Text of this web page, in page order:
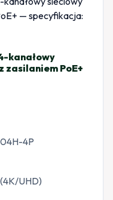
kanałowy
PoE+
4P
UHD)